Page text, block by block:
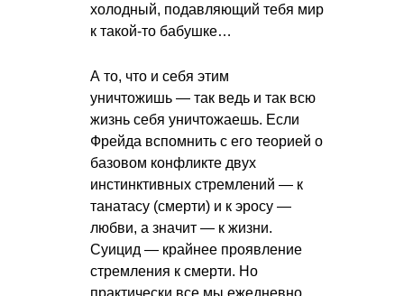
холодный, подавляющий тебя мир
к такой-то бабушке…
А то, что и себя этим
уничтожишь — так ведь и так всю
жизнь себя уничтожаешь. Если
Фрейда вспомнить с его теорией о
базовом конфликте двух
инстинктивных стремлений — к
танатасу (смерти) и к эросу —
любви, а значит — к жизни.
Суицид — крайнее проявление
стремления к смерти. Но